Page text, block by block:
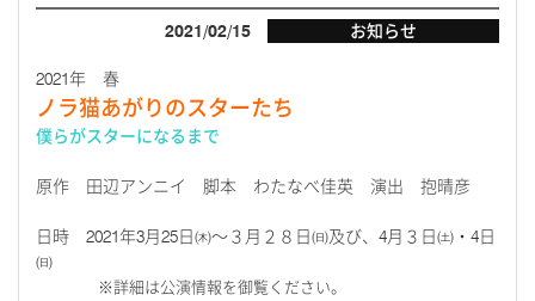
2021/02/15 お知らせ
2021年 春
ノラ猫あがりのスターたち
僕らがスターになるまで
原作 田辺アンニイ 脚本 わたなべ佳英 演出 抱晴彦
日時 2021年3月25日㈭～３月２８日㈰及び、4月３日㈯・4日
㈰
※詳細は公演情報を御覧ください。